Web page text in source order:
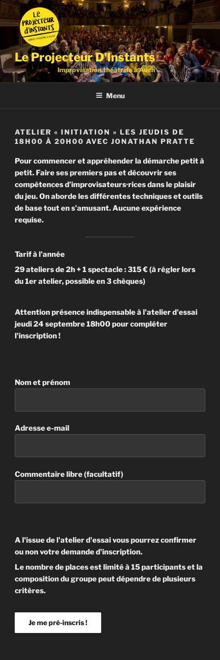
Aller
au
contenu
principal
Le Projecteur D'Instants
Improvisation théâtrale à Auch
Menu
ATELIER « INITIATION » LES JEUDIS DE
18H00 À 20H00 AVEC JONATHAN PRATTE
Pour commencer et appréhender la démarche petit à
petit. Faire ses premiers pas et découvrir ses
compétences d’improvisateurs·rices dans le plaisir
du jeu. On aborde les différentes techniques et outils
de base tout en s’amusant. Aucune expérience
requise.
Tarif à l'année
29 ateliers de 2h + 1 spectacle : 315 € (à régler lors
du 1er atelier, possible en 3 chèques)
Attention présence indispensable à l'atelier d'essai
jeudi 24 septembre 18h00 pour compléter
l'inscription !
Nom et prénom
Adresse e-mail
Commentaire libre (facultatif)
A l'issue de l'atelier d'essai vous pourrez confirmer
ou non votre demande d'inscription.
Le nombre de places est limité à 15 participants et la
composition du groupe peut dépendre de plusieurs
critères.